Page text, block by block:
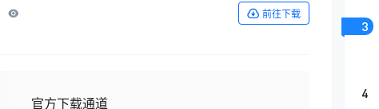
前往下载
官方下载通道
3
4